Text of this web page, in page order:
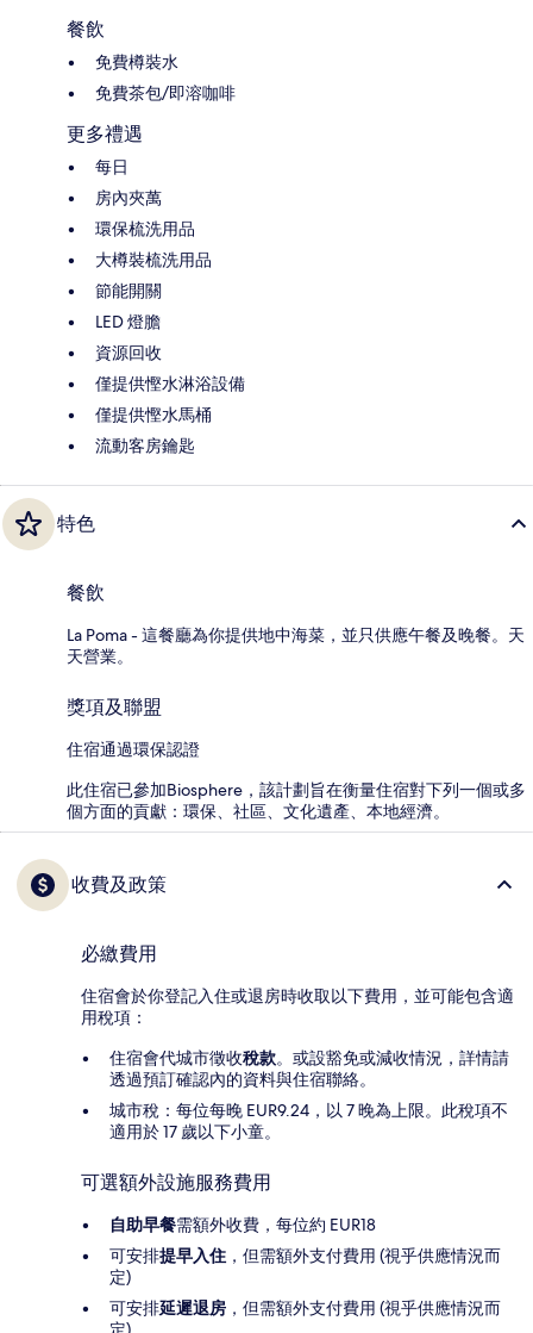
餐飲
免費樽裝水
免費茶包/即溶咖啡
更多禮遇
每日
房內夾萬
環保梳洗用品
大樽裝梳洗用品
節能開關
LED 燈膽
資源回收
僅提供慳水淋浴設備
僅提供慳水馬桶
流動客房鑰匙
特色
餐飲
La Poma - 這餐廳為你提供地中海菜，並只供應午餐及晚餐。天
天營業。
獎項及聯盟
住宿通過環保認證
此住宿已參加Biosphere，該計劃旨在衡量住宿對下列一個或多
個方面的貢獻：環保、社區、文化遺產、本地經濟。
收費及政策
必繳費用
住宿會於你登記入住或退房時收取以下費用，並可能包含適
用稅項：
住宿會代城市徵收稅款。或設豁免或減收情況，詳情請
透過預訂確認內的資料與住宿聯絡。
城市稅：每位每晚 EUR9.24，以 7 晚為上限。此稅項不
適用於 17 歲以下小童。
可選額外設施服務費用
自助早餐需額外收費，每位約 EUR18
可安排提早入住 ，但需額外支付費用 (視乎供應情況而
定)
可安排延遲退房 ，但需額外支付費用 (視乎供應情況而